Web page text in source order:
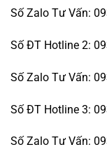
Số Zalo Tư Vấn:
Số ĐT Hotline 2:
Số Zalo Tư Vấn:
Số ĐT Hotline 3:
Số Zalo Tư Vấn: